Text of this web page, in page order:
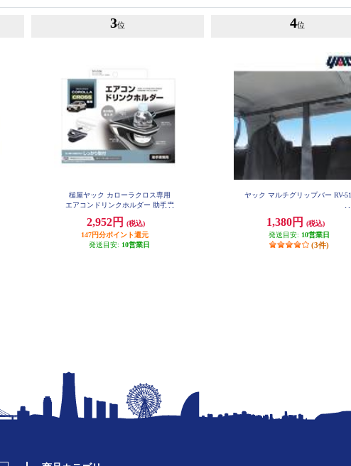
3位
槌屋ヤック カローラクロス専用
エアコンドリンクホルダー 助手席
2,952円
(税込)
147円分ポイント還元
発送目安: 10営業日
4位
ヤック マルチグリップバー RV-51
1,380円
(税込)
発送目安: 10営業日
(3件)